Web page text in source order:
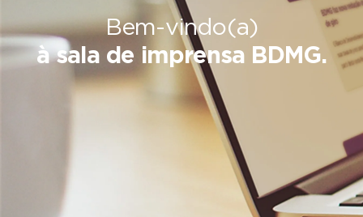
Bem-vindo(a)
à sala de imprensa BDMG.